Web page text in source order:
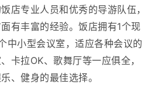
店专业人员和优秀的导游队伍，
有丰富的经验。饭店拥有1个现
中小型会议室，适应各种会议的
卡拉OK、歌舞厅等一应俱全，
、健身的最佳选择。